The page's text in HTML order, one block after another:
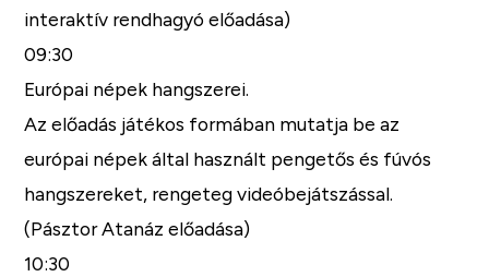
interaktív rendhagyó előadása)
09:30
Európai népek hangszerei.
Az előadás játékos formában mutatja be az
európai népek által használt pengetős és fúvós
hangszereket, rengeteg videóbejátszással.
(Pásztor Atanáz előadása)
10:30